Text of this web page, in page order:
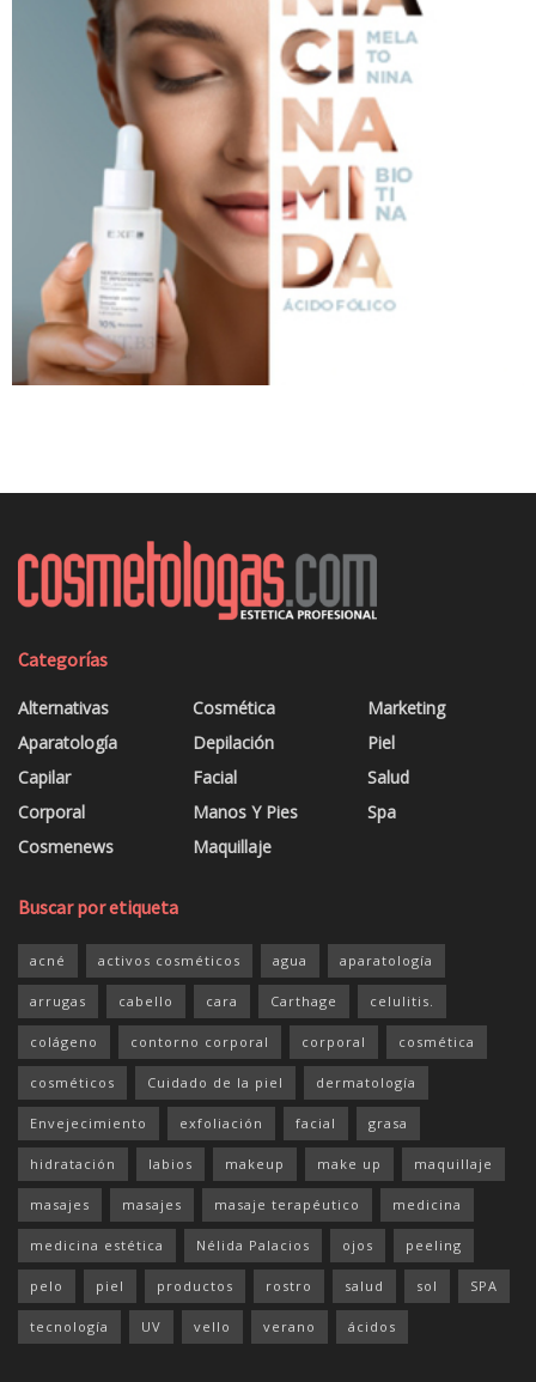
Categorías
Alternativas
Aparatología
Capilar
Corporal
Cosmenews
Cosmética
Depilación
Facial
Manos Y Pies
Maquillaje
Marketing
Piel
Salud
Spa
Buscar por etiqueta
acné activos cosméticos agua aparatología
arrugas cabello cara Carthage celulitis.
colágeno contorno corporal corporal cosmética
cosméticos Cuidado de la piel dermatología
Envejecimiento exfoliación facial grasa
hidratación labios makeup make up maquillaje
masajes masajes masaje terapéutico medicina
medicina estética Nélida Palacios ojos peeling
pelo piel productos rostro salud sol SPA
tecnología UV vello verano ácidos